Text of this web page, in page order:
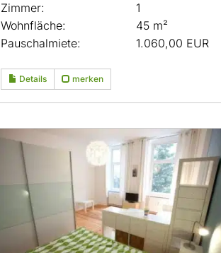
Zimmer:
1
Wohnfläche:
45 m²
Pauschalmiete:
1.060,00 EUR
Details merken